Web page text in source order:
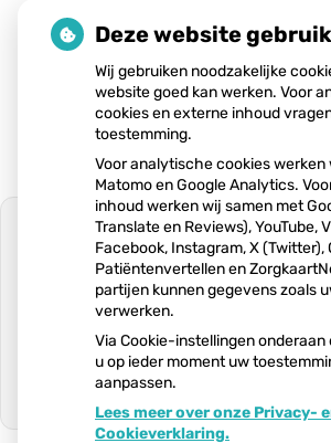
op woensdag en donderdag.
Publicatiedatum:21-07-2021
U heeft geen toestemming
voorexterne inhoud
te zien.
Cookie-instellingen
Deze website
Wij gebruiken noodzakelijke
website goed kan werken. Voor
cookies en externe inhoud
toestemming.
Voor analytische cookies werken
Matomo en Google Analytics.
inhoud werken wij samen met
Translate en Reviews), YouTube,
Facebook, Instagram, X (Twitter),
Patiëntenvertellen en
partijen kunnen gegevens zoals
verwerken.
Via Cookie-instellingen
u op ieder moment uw
aanpassen.
Lees meer over onze Privacy-
Cookieverklaring.